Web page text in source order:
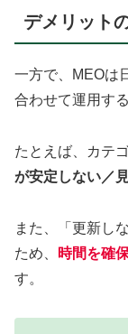
デメリット
一方で、MEOは
合わせて運用す
たとえば、カテ
が安定しない／
また、「更新し
ため、
時間を確
す。